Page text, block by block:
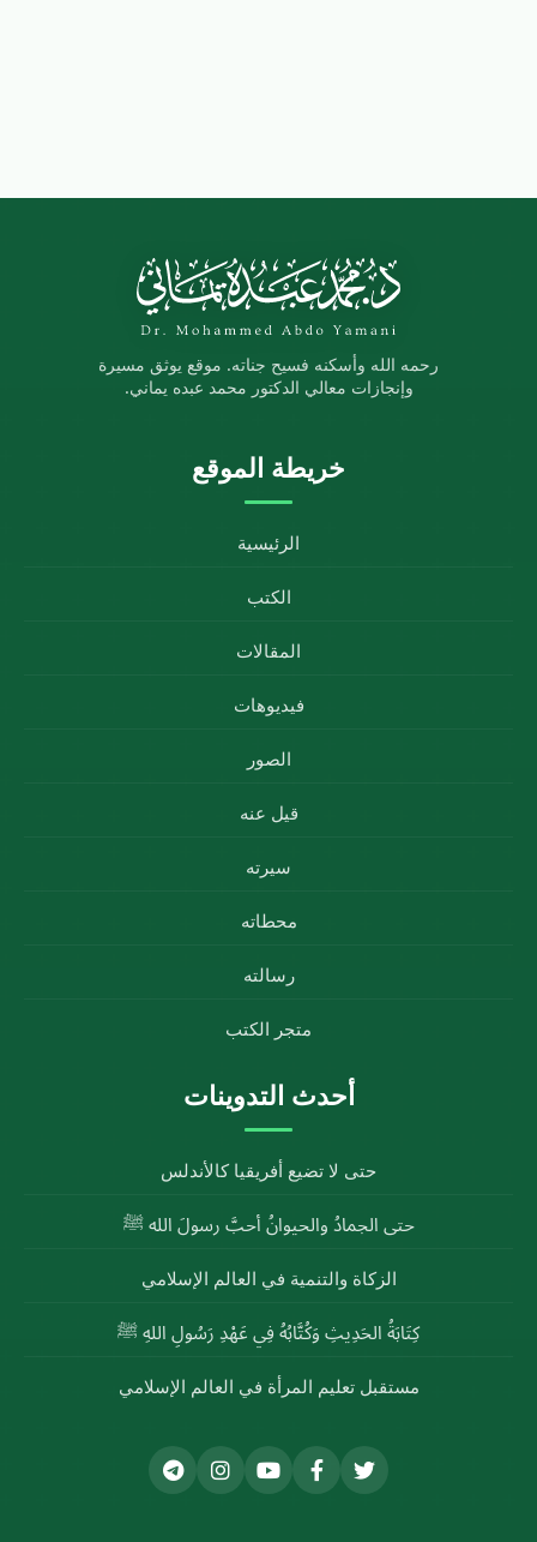
رحمه الله وأسكنه فسيح جناته. موقع يوثق مسيرة
وإنجازات معالي الدكتور محمد عبده يماني.
خريطة الموقع
الرئيسية
الكتب
المقالات
فيديوهات
الصور
قيل عنه
سيرته
محطاته
رسالته
متجر الكتب
أحدث التدوينات
حتى لا تضيع أفريقيا كالأندلس
حتى الجمادُ والحيوانُ أحبَّ رسولَ الله ﷺ
الزكاة والتنمية في العالم الإسلامي
كِتَابَةُ الحَدِيثِ وَكُتَّابُهُ فِي عَهْدِ رَسُولِ اللهِ ﷺ
مستقبل تعليم المرأة في العالم الإسلامي